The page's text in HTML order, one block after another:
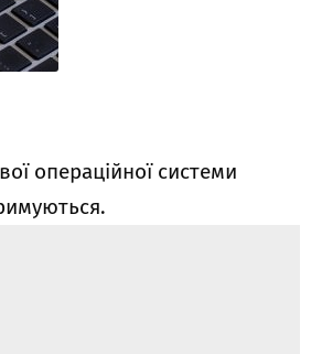
операційної системи